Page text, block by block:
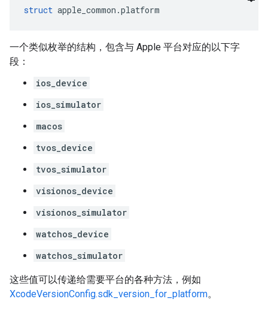
struct apple_common.platform
一个类似枚举的结构，包含与 Apple 平台对应的以下字
段：
ios_device
ios_simulator
macos
tvos_device
tvos_simulator
visionos_device
visionos_simulator
watchos_device
watchos_simulator
这些值可以传递给需要平台的各种方法，例如
XcodeVersionConfig.sdk_version_for_platform。